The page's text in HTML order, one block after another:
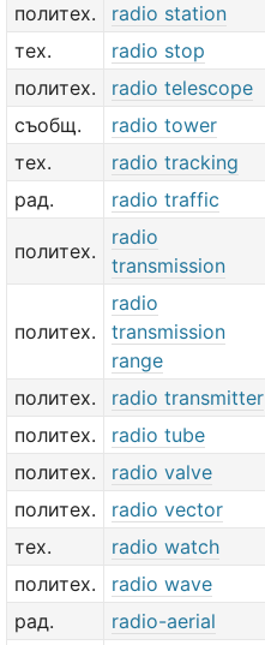
политех.
radio station
тех.
radio stop
политех.
radio telescope
съобщ.
radio tower
тех.
radio tracking
рад.
radio traffic
политех.
radio
transmission
политех.
radio
transmission
range
политех. radio transmitter
политех.
radio tube
политех.
radio valve
политех.
radio vector
тех.
radio watch
политех.
radio wave
рад.
radio-aerial